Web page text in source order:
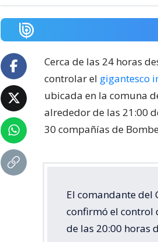
Cerca de las 24 horas
controlar el gigantesco
ubicada en la comuna
alrededor de las 21:00
30 compañías de
El comandante del
confirmó el control
de las 20:00 horas